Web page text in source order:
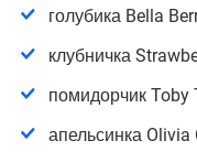
голубика Bella
клубничка
помидорчик Toby
апельсинка Olivia